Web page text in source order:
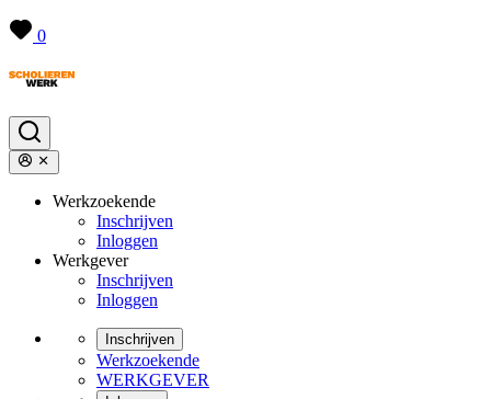
0
Werkzoekende
Inschrijven
Inloggen
Werkgever
Inschrijven
Inloggen
Inschrijven
Werkzoekende
WERKGEVER